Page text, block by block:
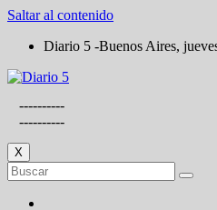
Saltar al contenido
Diario 5 -Buenos Aires,
----------
----------
X